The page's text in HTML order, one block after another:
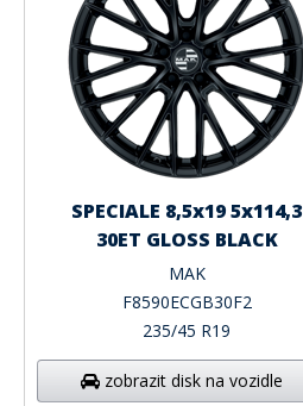
SPECIALE 8,5x19 5x114,3
30ET GLOSS BLACK
MAK
F8590ECGB30F2
235/45 R19
zobrazit disk na vozidle